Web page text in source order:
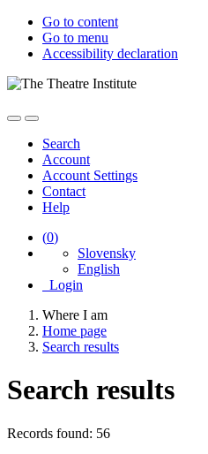
Go to content
Go to menu
Accessibility declaration
Search
Account
Account Settings
Contact
Help
(0)
Slovensky
English
Login
Where I am
Home page
Search results
Search results
Records found: 56